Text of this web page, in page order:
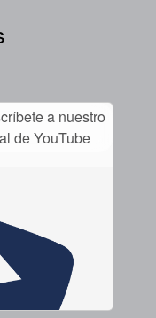
a nuestro
de YouTube